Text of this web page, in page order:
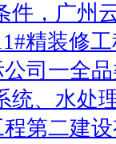
件，广州
精装修
司一全
统、水处
第二建